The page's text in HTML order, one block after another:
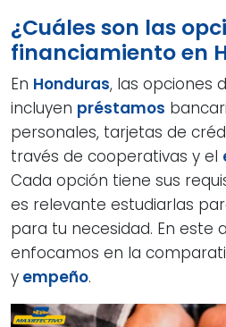
¿Cuáles son las
financiamiento en
En Honduras, las opciones
incluyen préstamos
personales, tarjetas de
través de cooperativas y el
Cada opción tiene sus
es relevante estudiarlas
para tu necesidad. En este
enfocamos en la
y empeño.